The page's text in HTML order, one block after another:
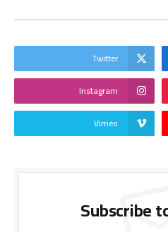
Twitter
Instagram
Vimeo
Subscribe